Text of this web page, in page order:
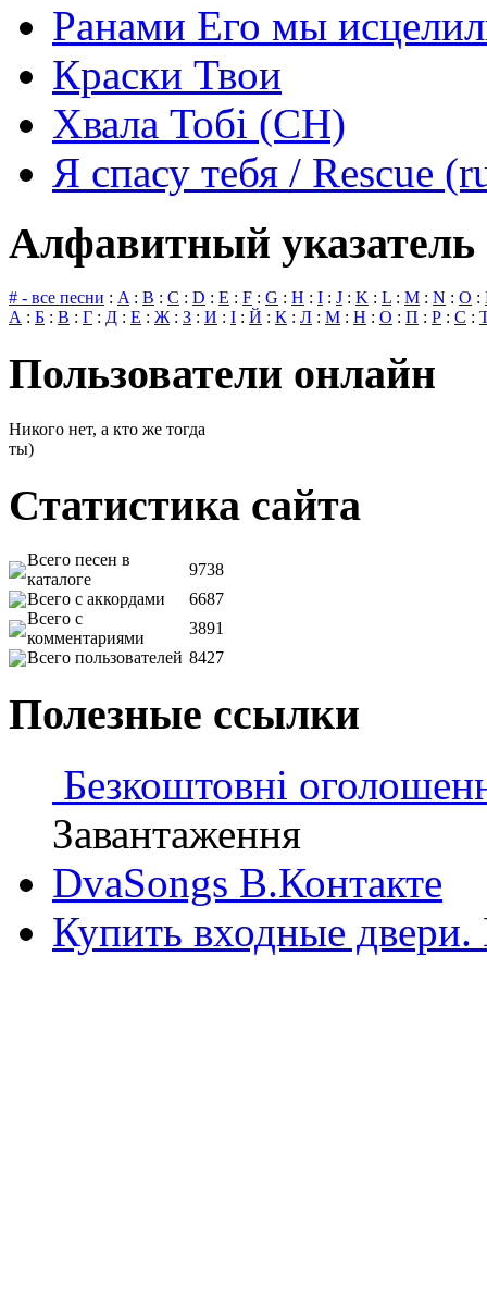
Ранами Его мы
Краски Твои
Хвала Тобі (СН)
Я спасу тебя / Rescue
Алфавитный указатель
# - все песни : A : B : C : D : E : F : G : H : I : J : K : L : M : N : O :
А : Б : В : Г : Д : Е : Ж : З : И : І : Й : К : Л : М : Н : О : П : Р : С :
Пользователи онлайн
Никого нет, а кто же тогда
ты)
Статистика сайта
Всего песен в
каталоге
9738
Всего с аккордами
6687
Всего с
комментариями
3891
Всего пользователей 8427
Полезные ссылки
Безкоштовні
Завантаження
DvaSongs В.Контакте
Купить входные двери.